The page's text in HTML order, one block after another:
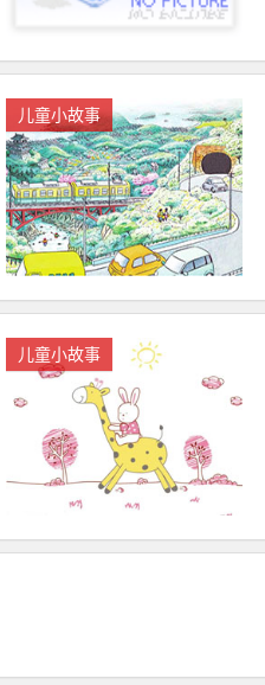
儿童小故事
儿童小故事